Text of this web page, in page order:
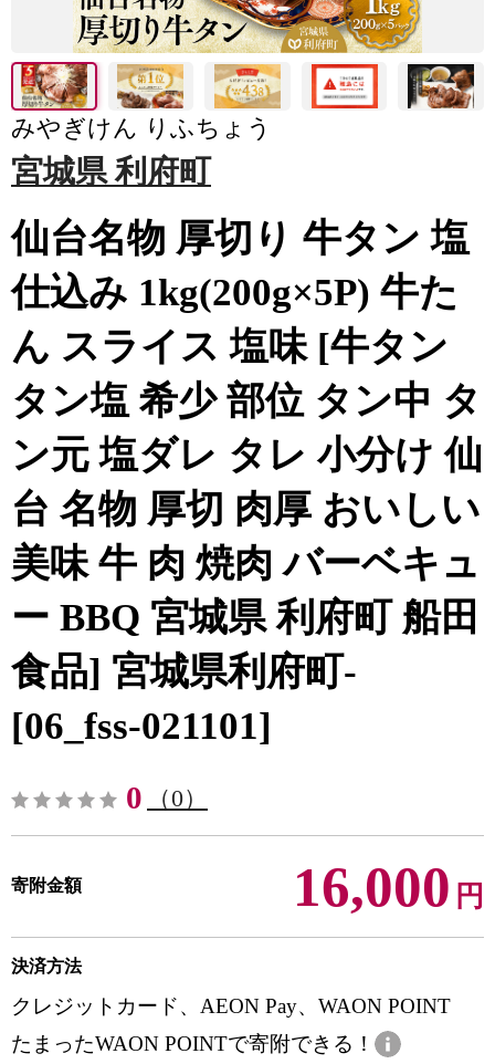
みやぎけん りふちょう
宮城県 利府町
仙台名物 厚切り 牛タン 塩
仕込み 1kg(200g×5P) 牛た
ん スライス 塩味 [牛タン
タン塩 希少 部位 タン中 タ
ン元 塩ダレ タレ 小分け 仙
台 名物 厚切 肉厚 おいしい
美味 牛 肉 焼肉 バーベキュ
ー BBQ 宮城県 利府町 船田
食品] 宮城県利府町-
[06_fss-021101]
0 （0）
寄附金額 16,000 円
決済方法
クレジットカード、AEON Pay、WAON POINT
たまったWAON POINTで寄附できる！